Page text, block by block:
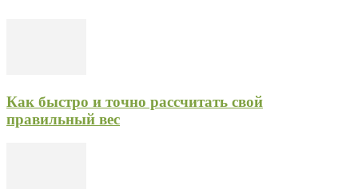
Как быстро и точно рассчитать свой
правильный вес